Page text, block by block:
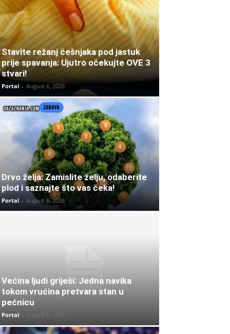
Stavite režanj češnjaka pod jastuk
prije spavanja: Ujutro očekujte OVE 3
stvari!
Portal - August 6, 2026
Drvo želja: Zamislite želju, odaberite
plod i saznajte što vas čeka!
Portal - August 6, 2026
Većina ljudi griješi: Jedna navika
tokom vrućina pretvara stan u
pećnicu
Portal - August 6, 2026